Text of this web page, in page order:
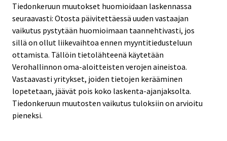
Tiedonkeruun muutokset huomioidaan laskennassa
seuraavasti: Otosta päivitettäessä uuden vastaajan
vaikutus pystytään huomioimaan taannehtivasti, jos
sillä on ollut liikevaihtoa ennen myyntitiedusteluun
ottamista. Tällöin tietolähteenä käytetään
Verohallinnon oma-aloitteisten verojen aineistoa.
Vastaavasti yritykset, joiden tietojen kerääminen
lopetetaan, jäävät pois koko laskenta-ajanjaksolta.
Tiedonkeruun muutosten vaikutus tuloksiin on arvioitu
pieneksi.